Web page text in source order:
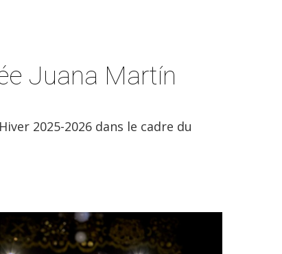
Juana Martín
2025-2026 dans le cadre du